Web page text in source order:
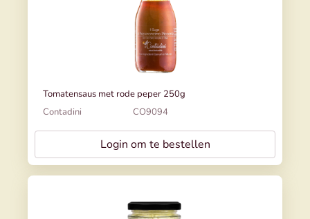
Tomatensaus met rode peper 250g
Contadini
CO9094
Login om te bestellen